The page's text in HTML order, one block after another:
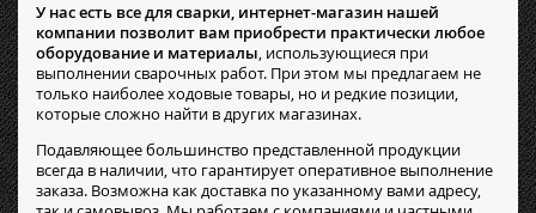
У нас есть все для сварки, интернет-магазин нашей
компании позволит вам приобрести практически любое
оборудование и материалы, использующиеся при
выполнении сварочных работ. При этом мы предлагаем не
только наиболее ходовые товары, но и редкие позиции,
которые сложно найти в других магазинах.
Подавляющее большинство представленной продукции
всегда в наличии, что гарантирует оперативное выполнение
заказа. Возможна как доставка по указанному вами адресу,